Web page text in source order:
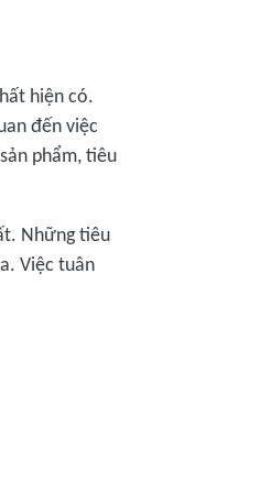
hiện có.
đến việc
phẩm, tiêu
Những tiêu
Việc tuân